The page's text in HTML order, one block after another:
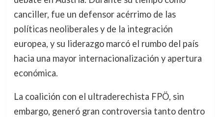
canciller, fue un defensor acérrimo de las
políticas neoliberales y de la integración
europea, y su liderazgo marcó el rumbo del país
hacia una mayor internacionalización y apertura
económica.
La coalición con el ultraderechista FPÖ, sin
embargo, generó gran controversia tanto dentro